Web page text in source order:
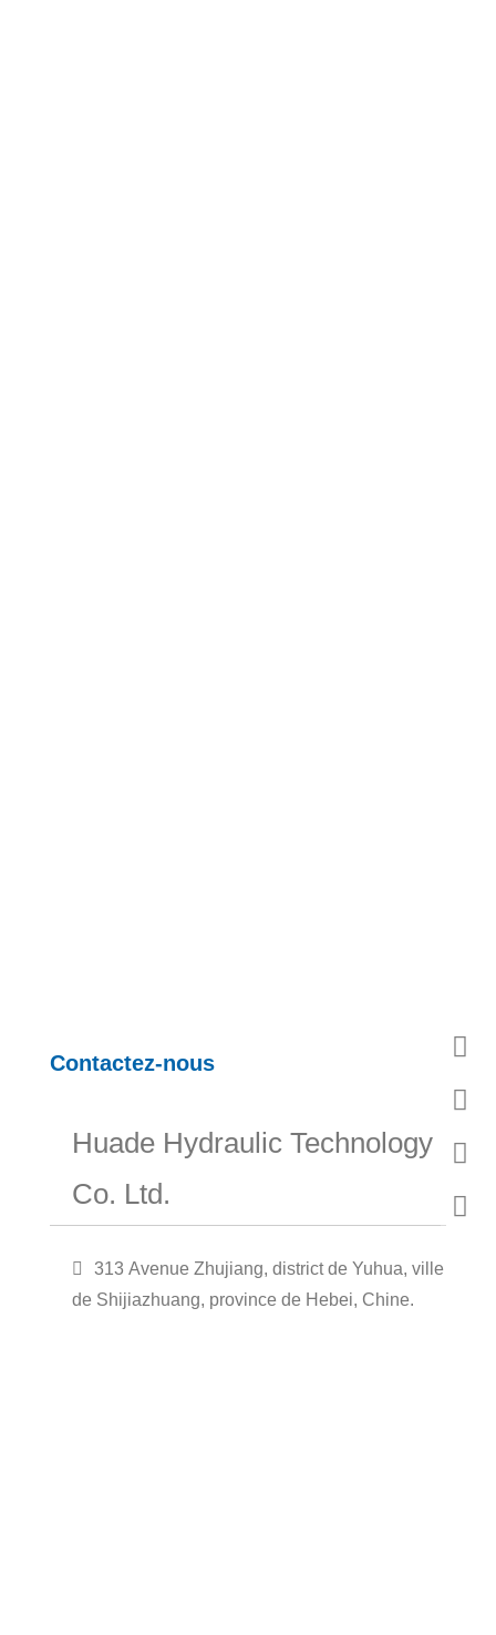
Contactez-nous
Huade Hydraulic Technology
Co. Ltd.
313 Avenue Zhujiang, district de Yuhua, ville
de Shijiazhuang, province de Hebei, Chine.